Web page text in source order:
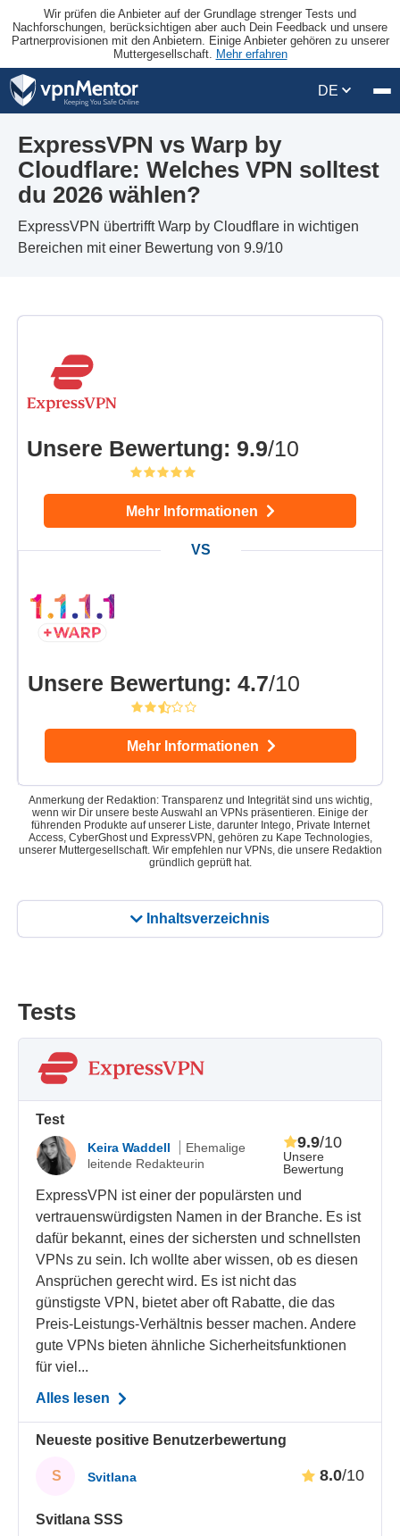
Wir prüfen die Anbieter auf der Grundlage strenger Tests und
Nachforschungen, berücksichtigen aber auch Dein Feedback und unsere
Partnerprovisionen mit den Anbietern. Einige Anbieter gehören zu unserer
Muttergesellschaft. Mehr erfahren
DE
ExpressVPN vs Warp by
Cloudflare: Welches VPN solltest
du 2026 wählen?
ExpressVPN übertrifft Warp by Cloudflare in wichtigen
Bereichen mit einer Bewertung von 9.9/10
Inhaltsverzeichnis
Unsere Bewertung: 9.9/10
Mehr Informationen
Unsere Bewertung: 4.7/10
Mehr Informationen
Anmerkung der Redaktion: Transparenz und Integrität sind uns wichtig,
wenn wir Dir unsere beste Auswahl an VPNs präsentieren. Einige der
führenden Produkte auf unserer Liste, darunter Intego, Private Internet
Access, CyberGhost und ExpressVPN, gehören zu Kape Technologies,
unserer Muttergesellschaft. Wir empfehlen nur VPNs, die unsere Redaktion
gründlich geprüft hat.
Tests
Test
Keira Waddell
Ehemalige
leitende Redakteurin
Unsere
Bewertung
9.9/10
ExpressVPN ist einer der populärsten und
vertrauenswürdigsten Namen in der Branche. Es ist
dafür bekannt, eines der sichersten und schnellsten
VPNs zu sein. Ich wollte aber wissen, ob es diesen
Ansprüchen gerecht wird. Es ist nicht das
günstigste VPN, bietet aber oft Rabatte, die das
Preis-Leistungs-Verhältnis besser machen. Andere
gute VPNs bieten ähnliche Sicherheitsfunktionen
für viel...
Alles lesen
Neueste positive Benutzerbewertung
S Svitlana 8.0/10
Svitlana SSS